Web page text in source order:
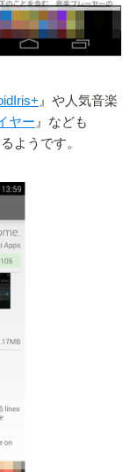
』や人気音楽
ヤー 』なども
ようです。